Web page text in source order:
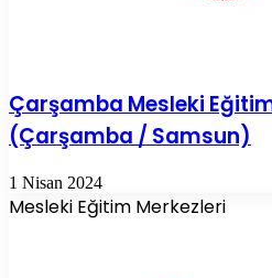
Çarşamba Mesleki
(Çarşamba / Samsun)
1 Nisan 2024
Mesleki Eğitim Merkezleri